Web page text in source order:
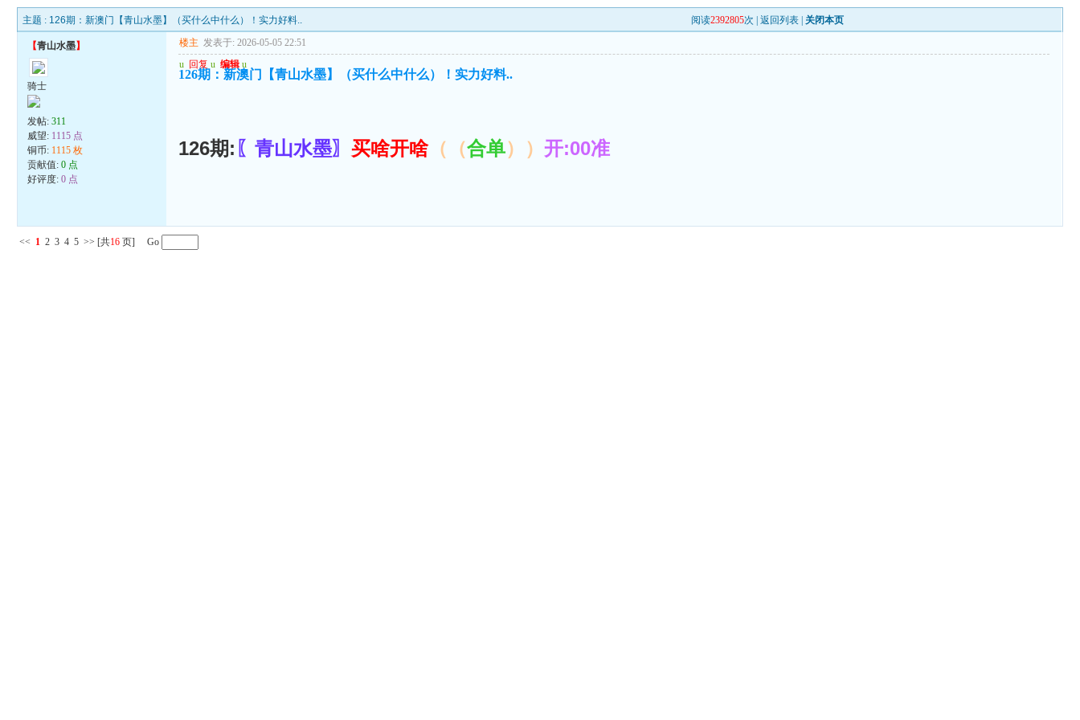
主题 : 126期：新澳门【青山水墨】（买什么中什么）！实力好料.. 阅读2392805次 |返回列表 关闭本页
【青山水墨】
骑士
发帖:311
威望: 1115 点
铜币: 1115 枚
贡献值:0 点
好评度:0 点
楼主 发表于: 2026-05-05 22:51
u 回复 u 编辑 u
126期：新澳门【青山水墨】（买什么中什么）！实力好料..
126期: 〖青山水墨〗买啥开啥（（合单））开:00准
<< 1 2 3 4 5 >> [共16 页] Go